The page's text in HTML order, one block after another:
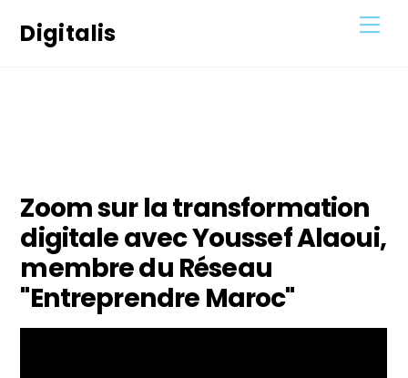
Digitalis
Zoom sur la transformation
digitale avec Youssef Alaoui,
membre du Réseau
"Entreprendre Maroc"